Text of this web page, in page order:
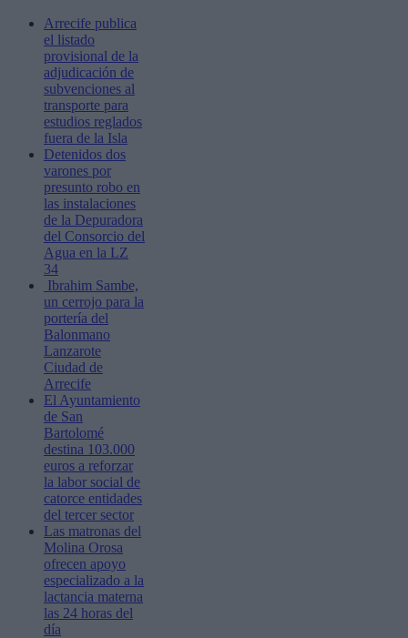
Arrecife publica
el listado
provisional de la
adjudicación de
subvenciones al
transporte para
estudios reglados
fuera de la Isla
Detenidos dos
varones por
presunto robo en
las instalaciones
de la Depuradora
del Consorcio del
Agua en la LZ
34
Ibrahim Sambe,
un cerrojo para la
portería del
Balonmano
Lanzarote
Ciudad de
Arrecife
El Ayuntamiento
de San
Bartolomé
destina 103.000
euros a reforzar
la labor social de
catorce entidades
del tercer sector
Las matronas del
Molina Orosa
ofrecen apoyo
especializado a la
lactancia materna
las 24 horas del
día